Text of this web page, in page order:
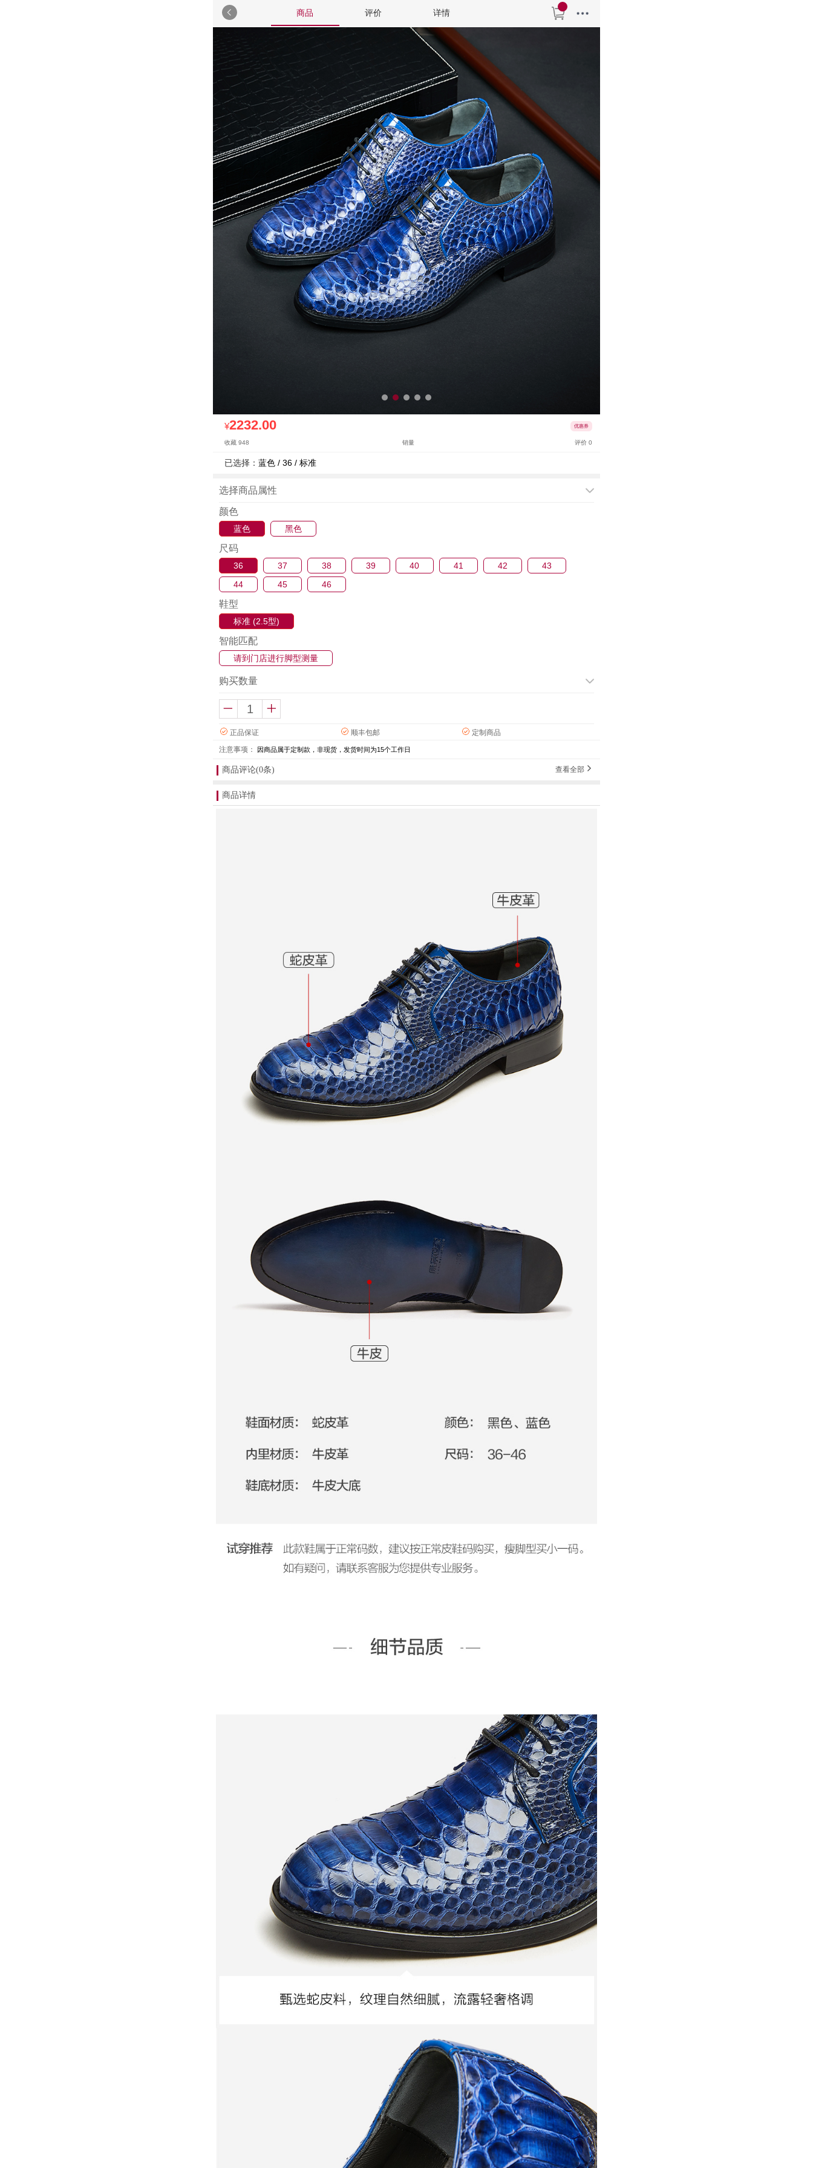
商品 评价 详情
¥2232.00 优惠券
收藏 948 销量 评价 0
已选择：蓝色 / 36 / 标准
选择商品属性
颜色
蓝色 黑色
尺码
36 37 38 39 40 41 42
43
44
45 46
鞋型
标准 (2.5型)
智能匹配
请到门店进行脚型测量
购买数量
正品保证 顺丰包邮
定制商品
注意事项：
因商品属于定制款，非现货，发货时间为15个工作日
商品评论(0条) 查看全部
商品详情